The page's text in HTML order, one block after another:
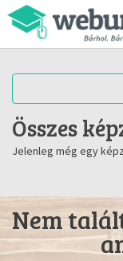
Összes
Jelenleg még egy
Nem